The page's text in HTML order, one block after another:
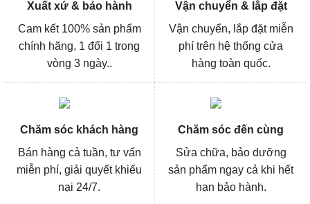
Xuất xứ & bảo hành
Cam kết 100% sản phẩm
chính hãng, 1 đổi 1 trong
vòng 3 ngày..
Vận chuyển & lắp đặt
Vận chuyển, lắp đặt miễn
phí trên hệ thống cửa
hàng toàn quốc.
Chăm sóc khách hàng
Bán hàng cả tuần, tư vấn
miễn phí, giải quyết khiếu
nại 24/7.
Chăm sóc đến cùng
Sửa chữa, bảo dưỡng
sản phẩm ngay cả khi hết
hạn bảo hành.